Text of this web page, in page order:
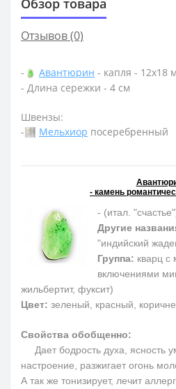
Обзор товара
Отзывов (0)
- Авантюрин - капля - 12х18
- Длина сережки - 4 см
Швензы:
-
Мельхиор посеребренный
- камень
- (итал.
Другие
"индийский
Группа: кварц
включениями
жильбертит, фуксит)
Цвет: зеленый, красный,
Свойства обобщенно:
Дает бодрость духа, ясность
настроение, разжигает огонь
А так же тонизирует, лечит